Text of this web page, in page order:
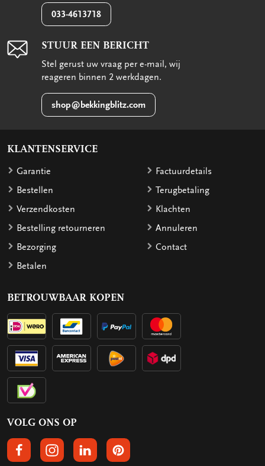
033-4613718
STUUR EEN BERICHT
Stel gerust uw vraag per e-mail, wij
reageren binnen 2 werkdagen.
shop@bekkingblitz.com
KLANTENSERVICE
Garantie
Bestellen
Verzendkosten
Bestelling retourneren
Bezorging
Betalen
Factuurdetails
Terugbetaling
Klachten
Annuleren
Contact
BETROUWBAAR KOPEN
VOLG ONS OP
VOLGS ONS OP FACEBOOK
VOLG ONS OP INSTAGRAM
VOLG ONS OP LINKEDIN
VOLG ONS OP PINTEREST